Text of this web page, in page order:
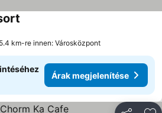
5.4 km-re innen: Városközpont
Árak megjelenítése